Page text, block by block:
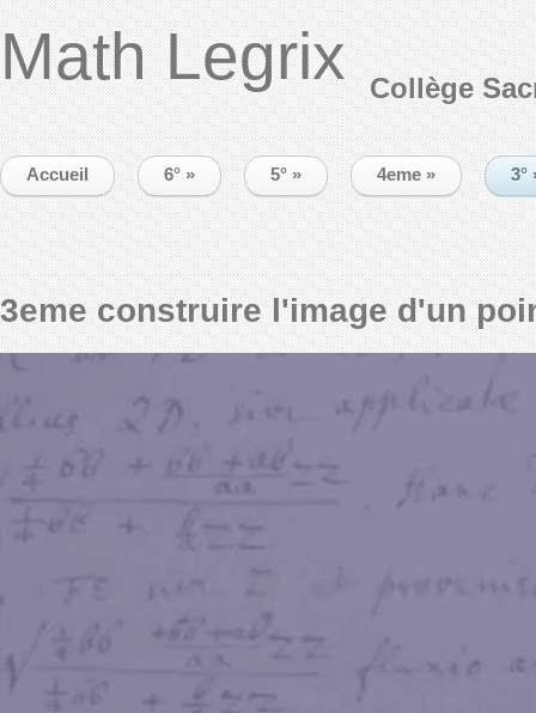
Math Legrix Collège
Accueil 6° » 5° » 4eme » 3°
3eme construire l'image d'un